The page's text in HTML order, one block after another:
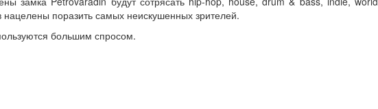
поразить самых неискушенных зрителей.
большим спросом.